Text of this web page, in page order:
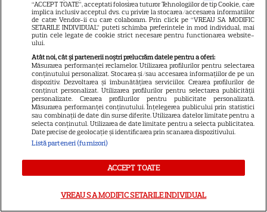
filmului „Stăpânul inelelor:
Frăția Inelului”! Cum a creat
Peter Jackson una dintre cele
mai iubite producții fantasy din
istorie
PRIME VIDEO
Ride or Die pe Prime Video.
Octavia Spencer și Hannah
Waddingham, într-un serial cu
asasini, umor și multă acțiune
VEDETE STRĂINE
“ACCEPT TOATE”, acceptati folosirea tuturor Tehnologiilor de tip Cookie, care
implica inclusiv acceptul dvs. cu privire la stocarea/accesarea informatiilor
de catre Vendor-ii cu care colaboram. Prin click pe “VREAU SA MODIFIC
SETARILE INDIVIDUAL” puteti schimba preferintele in mod individual, mai
putin cele legate de cookie strict necesare pentru functionarea website-
ului.
Atât noi, cât și partenerii noștri prelucrăm datele pentru a oferi:
Măsurarea performanței reclamelor. Utilizarea profilurilor pentru selectarea
conținutului personalizat. Stocarea și/sau accesarea informațiilor de pe un
dispozitiv. Dezvoltarea și îmbunătățirea serviciilor. Crearea profilurilor de
conținut personalizat. Utilizarea profilurilor pentru selectarea publicității
personalizate. Crearea profilurilor pentru publicitate personalizată.
Măsurarea performanței conținutului. Înțelegerea publicului prin statistici
sau combinații de date din surse diferite. Utilizarea datelor limitate pentru a
selecta conținutul. Utilizarea de date limitate pentru a selecta publicitatea.
Date precise de geolocație și identificarea prin scanarea dispozitivului.
Listă parteneri (furnizori)
ACCEPT TOATE
VREAU SA MODIFIC SETARILE INDIVIDUAL